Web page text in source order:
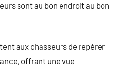
sont au bon endroit au bon
aux chasseurs de repérer
offrant une vue